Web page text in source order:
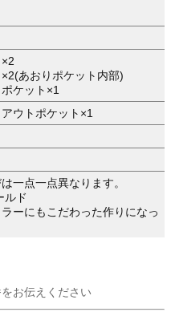
×2(あおりポケット内部)
ケット×1
ウトポケット×1
一点一点異なります。
ルド
ラーにもこだわった作りになっ
お伝えください